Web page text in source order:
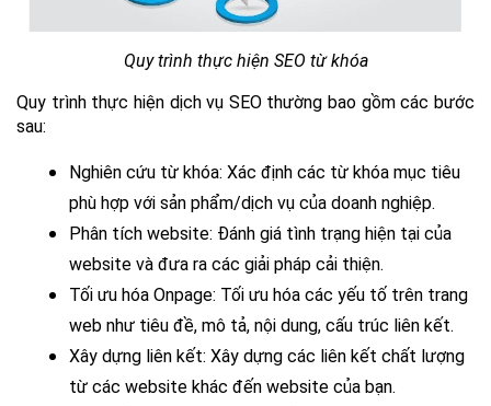
Quy trình thực hiện SEO từ khóa
Quy trình thực hiện dịch vụ SEO thường bao gồm các bước
sau:
Nghiên cứu từ khóa: Xác định các từ khóa mục tiêu
phù hợp với sản phẩm/dịch vụ của doanh nghiệp.
Phân tích website: Đánh giá tình trạng hiện tại của
website và đưa ra các giải pháp cải thiện.
Tối ưu hóa Onpage: Tối ưu hóa các yếu tố trên trang
web như tiêu đề, mô tả, nội dung, cấu trúc liên kết.
Xây dựng liên kết: Xây dựng các liên kết chất lượng
từ các website khác đến website của bạn.